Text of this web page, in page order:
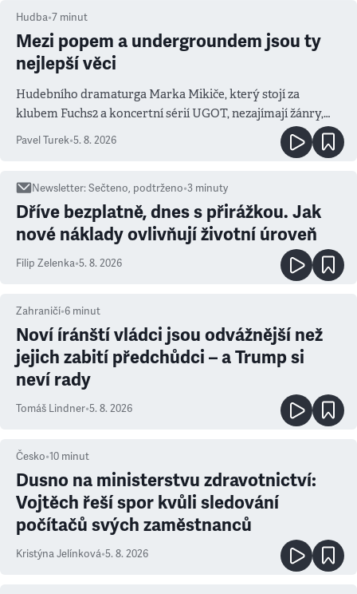
Hudba•7 minut
Mezi popem a undergroundem jsou ty
nejlepší věci
Hudebního dramaturga Marka Mikiče, který stojí za
klubem Fuchs2 a koncertní sérií UGOT, nezajímají žánry,
Pavel Turek•5. 8. 2026
Newsletter:Sečteno, podtrženo•3 minuty
Dříve bezplatně, dnes s přirážkou. Jak
nové náklady ovlivňují životní úroveň
Filip Zelenka•5. 8. 2026
Zahraničí•6 minut
Noví íránští vládci jsou odvážnější než
jejich zabití předchůdci – a Trump si
neví rady
Tomáš Lindner•5. 8. 2026
Česko•10 minut
Dusno na ministerstvu zdravotnictví:
Vojtěch řeší spor kvůli sledování
počítačů svých zaměstnanců
Kristýna Jelínková•5. 8. 2026